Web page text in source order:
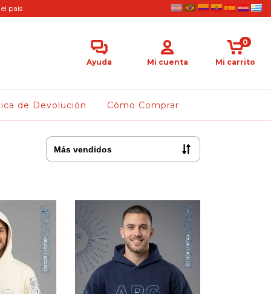
pais
Ayuda Mi cuenta Mi carrito
0
de Devolución Cómo Comprar